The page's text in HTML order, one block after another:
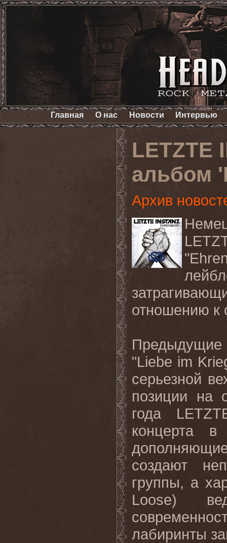
Главная О нас Новости Интервью
LETZTE
альбом
Архив
отношению
"Liebe im
серьезной
позиции на
года
концерта
создают
группы, а
Loose)
лабиринты